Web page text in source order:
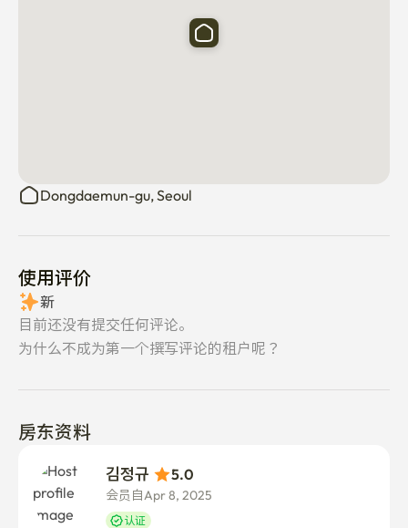
Dongdaemun-gu, Seoul
使用评价
新
目前还没有提交任何评论。
为什么不成为第一个撰写评论的租户呢？
房东资料
5.0
会员自Apr 8, 2025
认证